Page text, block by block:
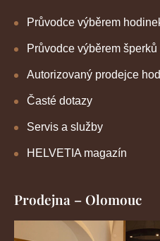
Průvodce výběrem
Průvodce výběrem šperků
Autorizovaný prodejce
Časté dotazy
Servis a služby
HELVETIA magazín
Prodejna – Olomouc